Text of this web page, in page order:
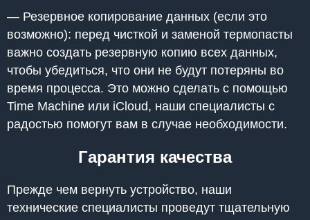
— Резервное копирование данных (если это
возможно): перед чисткой и заменой термопасты
важно создать резервную копию всех данных,
чтобы убедиться, что они не будут потеряны во
время процесса. Это можно сделать с помощью
Time Machine или iCloud, наши специалисты с
радостью помогут вам в случае необходимости.
Гарантия качества
Прежде чем вернуть устройство, наши
технические специалисты проведут тщательную